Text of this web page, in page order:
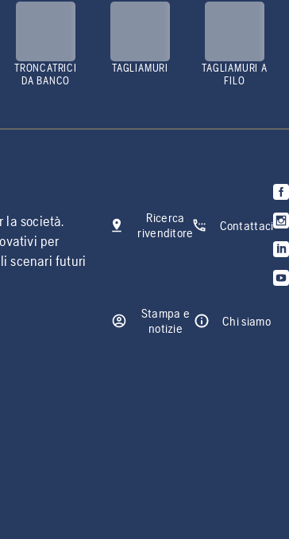
TRONCATRICI
DA BANCO
TAGLIAMURI
TAGLIAMURI A
FILO
la società.
per
scenari futuri
Ricerca
rivenditore
Contattaci
Stampa e
notizie
Chi siamo